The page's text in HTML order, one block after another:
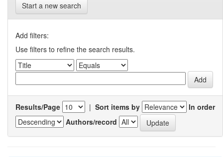
Start a new search
Add filters:
Use filters to refine the search results.
Results/Page | Sort items by
In order
Authors/record